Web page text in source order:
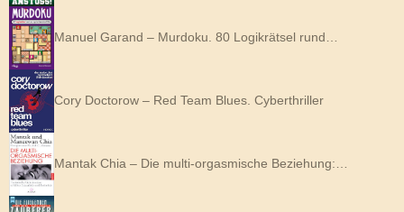
Manuel Garand – Murdoku. 80 Logikrätsel rund…
Cory Doctorow – Red Team Blues. Cyberthriller
Mantak Chia – Die multi-orgasmische Beziehung:…